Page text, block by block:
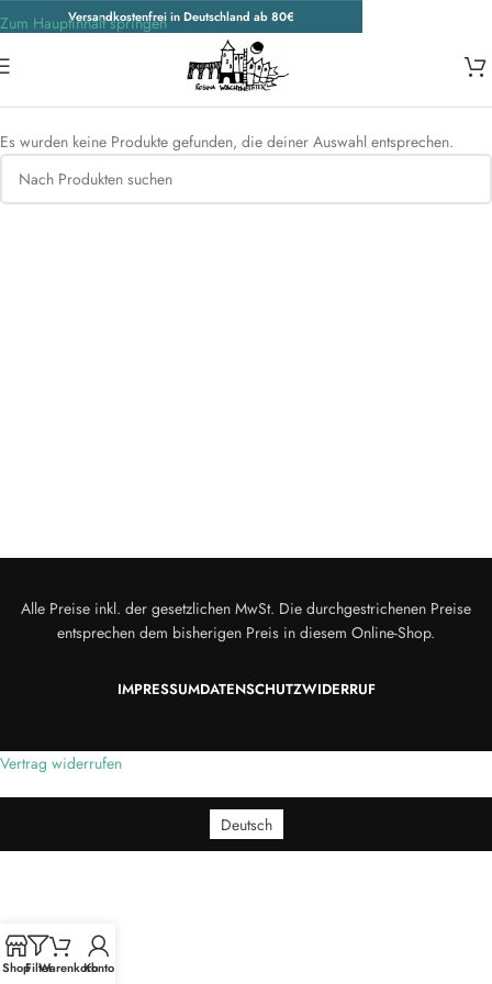
Versandkostenfrei in Deutschland ab 80€
Zum Hauptinhalt springen
Start
Es wurden keine Produkte gefunden, die deiner Auswahl entsprechen.
Alle Preise inkl. der gesetzlichen MwSt. Die durchgestrichenen Preise
entsprechen dem bisherigen Preis in diesem Online-Shop.
IMPRESSUMDATENSCHUTZWIDERRUF
ShopFilterWarenkorbKonto
Vertrag widerrufen
Deutsch